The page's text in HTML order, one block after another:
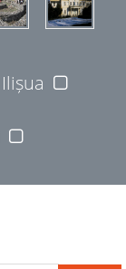
Ilișua